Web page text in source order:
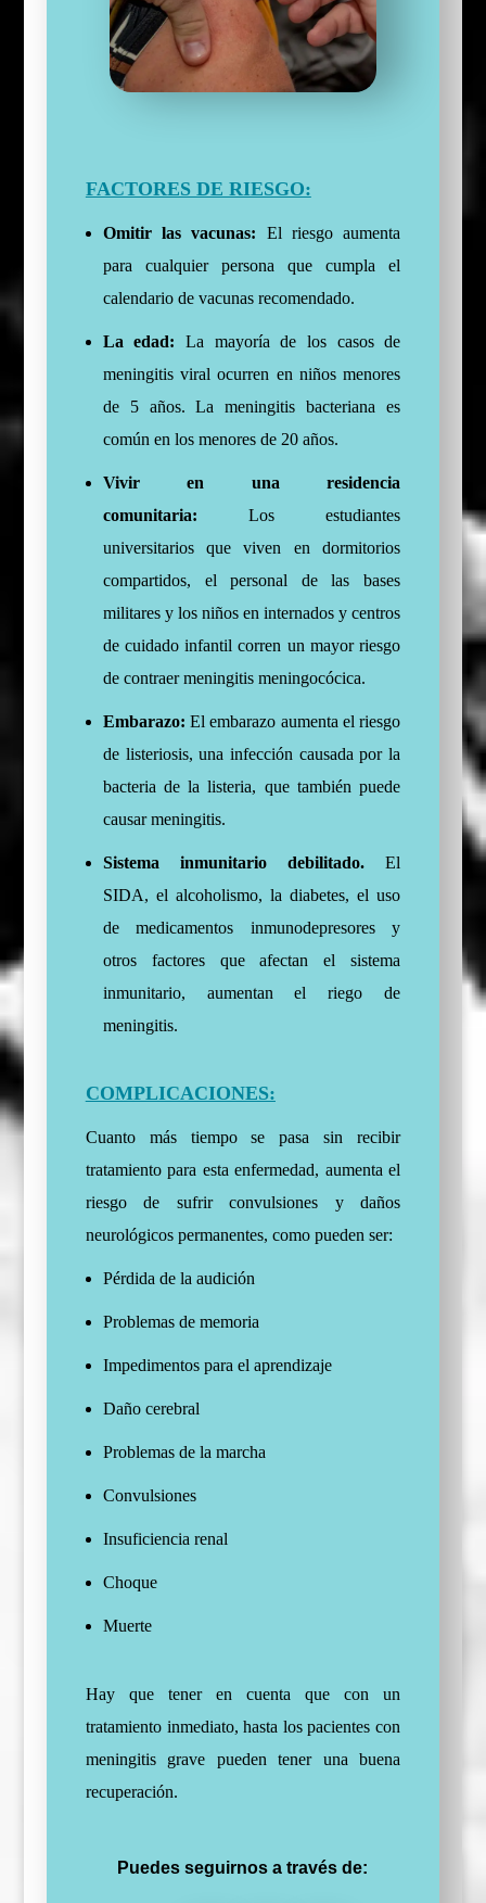
FACTORES DE RIESGO:
Omitir las vacunas: El riesgo aumenta
para cualquier persona que cumpla el
calendario de vacunas recomendado.
La edad: La mayoría de los casos de
meningitis viral ocurren en niños menores
de 5 años. La meningitis bacteriana es
común en los menores de 20 años.
Vivir en una residencia
comunitaria: Los estudiantes
universitarios que viven en dormitorios
compartidos, el personal de las bases
militares y los niños en internados y centros
de cuidado infantil corren un mayor riesgo
de contraer meningitis meningocócica.
Embarazo: El embarazo aumenta el riesgo
de listeriosis, una infección causada por la
bacteria de la listeria, que también puede
causar meningitis.
Sistema inmunitario debilitado. El
SIDA, el alcoholismo, la diabetes, el uso
de medicamentos inmunodepresores y
otros factores que afectan el sistema
inmunitario, aumentan el riego de
meningitis.
COMPLICACIONES:
Cuanto más tiempo se pasa sin recibir
tratamiento para esta enfermedad, aumenta el
riesgo de sufrir convulsiones y daños
neurológicos permanentes, como pueden ser:
Pérdida de la audición
Problemas de memoria
Impedimentos para el aprendizaje
Daño cerebral
Problemas de la marcha
Convulsiones
Insuficiencia renal
Choque
Muerte
Hay que tener en cuenta que con un
tratamiento inmediato, hasta los pacientes con
meningitis grave pueden tener una buena
recuperación.
Puedes seguirnos a través de: